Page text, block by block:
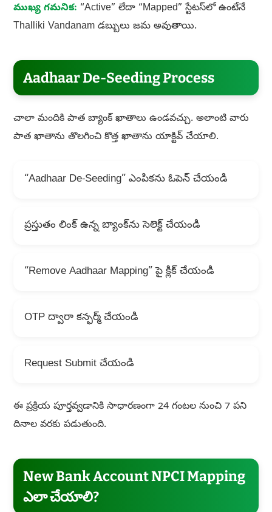
ముఖ్య గమనిక: “Active” లేదా “Mapped” స్టేటస్‌లో ఉంటేనే
Thalliki Vandanam డబ్బులు జమ అవుతాయి.
Aadhaar De-Seeding Process
చాలా మందికి పాత బ్యాంక్ ఖాతాలు ఉండవచ్చు. అలాంటి వారు
పాత ఖాతాను తొలగించి కొత్త ఖాతాను యాక్టివ్ చేయాలి.
“Aadhaar De-Seeding” ఎంపికను ఓపెన్ చేయండి
ప్రస్తుతం లింక్ ఉన్న బ్యాంక్‌ను సెలెక్ట్ చేయండి
“Remove Aadhaar Mapping” పై క్లిక్ చేయండి
OTP ద్వారా కన్ఫర్మ్ చేయండి
Request Submit చేయండి
ఈ ప్రక్రియ పూర్తవ్వడానికి సాధారణంగా 24 గంటల నుంచి 7 పని
దినాల వరకు పడుతుంది.
New Bank Account NPCI Mapping
ఎలా చేయాలి?